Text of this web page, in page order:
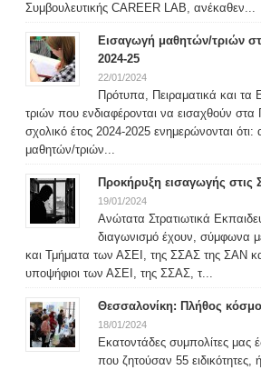
Συμβουλευτικής CAREER LAB, ανέκαθεν...
Εισαγωγή μαθητών/τριών
2024-25
22/01/2024
Πρότυπα, Πειραματικά και τα
τριών που ενδιαφέρονται να εισαχθούν
σχολικό έτος 2024-2025 ενημερώνονται
μαθητών/τριών...
Προκήρυξη εισαγωγής στις
19/01/2024
Ανώτατα Στρατιωτικά
διαγωνισμό έχουν, σύμφωνα
και Τμήματα των ΑΣΕΙ, της ΣΣΑΣ της ΣΑΝ
υποψήφιοι των ΑΣΕΙ, της ΣΣΑΣ, τ...
Θεσσαλονίκη: Πλήθος
18/01/2024
Εκατοντάδες συμπολίτες μας
που ζητούσαν 55